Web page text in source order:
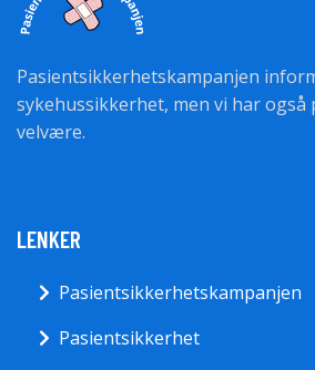
Pasientsikkerhetskampanjen
sykehussikkerhet, men vi har
velvære.
LENKER
Pasientsikkerhetskampanjen
Pasientsikkerhet